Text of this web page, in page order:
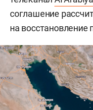
соглашение
на восстановление